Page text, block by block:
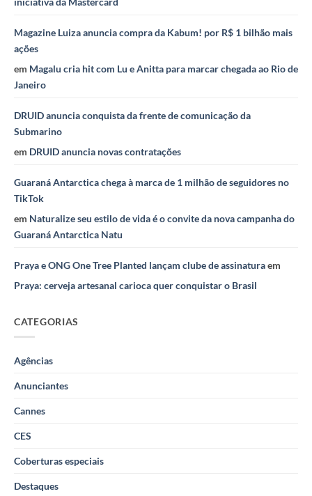
Magazine Luiza anuncia compra da Kabum! por R$ 1 bilhão mais
ações
em Magalu cria hit com Lu e Anitta para marcar chegada ao Rio de
Janeiro
DRUID anuncia conquista da frente de comunicação da
Submarino
em DRUID anuncia novas contratações
Guaraná Antarctica chega à marca de 1 milhão de seguidores no
TikTok
em Naturalize seu estilo de vida é o convite da nova campanha do
Guaraná Antarctica Natu
Praya e ONG One Tree Planted lançam clube de assinaturaem
Praya: cerveja artesanal carioca quer conquistar o Brasil
CATEGORIAS
Agências
Anunciantes
Cannes
CES
Coberturas especiais
Destaques